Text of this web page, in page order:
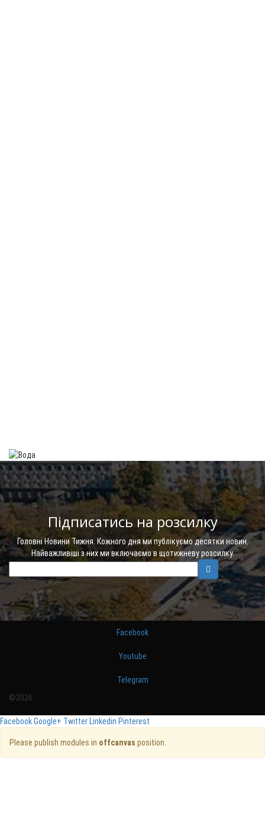
Підписатись на розсилку
Головні Новини Тижня. Кожного дня ми публікуємо десятки новин.
Найважливіші з них ми включаємо в щотижневу розсилку.
Facebook
Youtube
Telegram
©2026
FacebookGoogle+ Twitter Linkedin Pinterest
Please publish modules in offcanvas position.